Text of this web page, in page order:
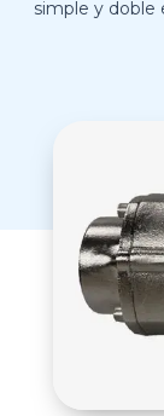
simple y doble